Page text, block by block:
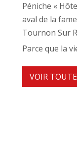
Péniche «
aval de la
Tournon Sur
Parce que la
VOIR